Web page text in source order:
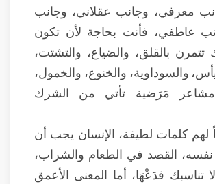
معرفي، وجانب عقلاني، وجانب
عاطفي، فأنت بحاجة لأن تكون
تتمرن بالقلق، والضياع، والتشتت،
والسوداوية، والخنوع، والخمول،
مَرَضية تأتي من الشرك
لهم كلمات لطيفة، الإنسان يجب أن
القصد في الطعام والشراب،
تناسبك فدَعْهَا، أما المعنى الأعمق